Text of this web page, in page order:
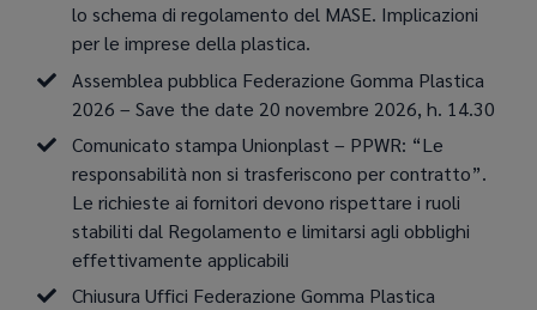
lo schema di regolamento del MASE. Implicazioni
per le imprese della plastica.
Assemblea pubblica Federazione Gomma Plastica
2026 – Save the date 20 novembre 2026, h. 14.30
Comunicato stampa Unionplast – PPWR: “Le
responsabilità non si trasferiscono per contratto”.
Le richieste ai fornitori devono rispettare i ruoli
stabiliti dal Regolamento e limitarsi agli obblighi
effettivamente applicabili
Chiusura Uffici Federazione Gomma Plastica